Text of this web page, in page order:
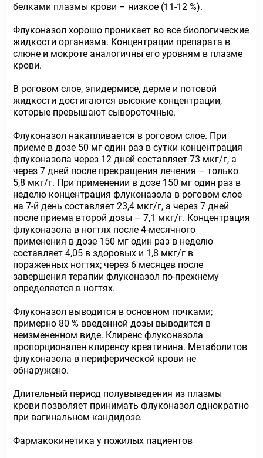
белками плазмы крови – низкое (11-12 %).
Флуконазол хорошо проникает во все биологические
жидкости организма. Концентрации препарата в
слюне и мокроте аналогичны его уровням в плазме
крови.
В роговом слое, эпидермисе, дерме и потовой
жидкости достигаются высокие концентрации,
которые превышают сывороточные.
Флуконазол накапливается в роговом слое. При
приеме в дозе 50 мг один раз в сутки концентрация
флуконазола через 12 дней составляет 73 мкг/г, а
через 7 дней после прекращения лечения – только
5,8 мкг/г. При применении в дозе 150 мг один раз в
неделю концентрация флуконазола в роговом слое
на 7-й день составляет 23,4 мкг/г, а через 7 дней
после приема второй дозы – 7,1 мкг/г. Концентрация
флуконазола в ногтях после 4-месячного
применения в дозе 150 мг один раз в неделю
составляет 4,05 в здоровых и 1,8 мкг/г в
пораженных ногтях; через 6 месяцев после
завершения терапии флуконазол по-прежнему
определяется в ногтях.
Флуконазол выводится в основном почками;
примерно 80 % введенной дозы выводится в
неизмененном виде. Клиренс флуконазола
пропорционален клиренсу креатинина. Метаболитов
флуконазола в периферической крови не
обнаружено.
Длительный период полувыведения из плазмы
крови позволяет принимать флуконазол однократно
при вагинальном кандидозе.
Фармакокинетика у пожилых пациентов